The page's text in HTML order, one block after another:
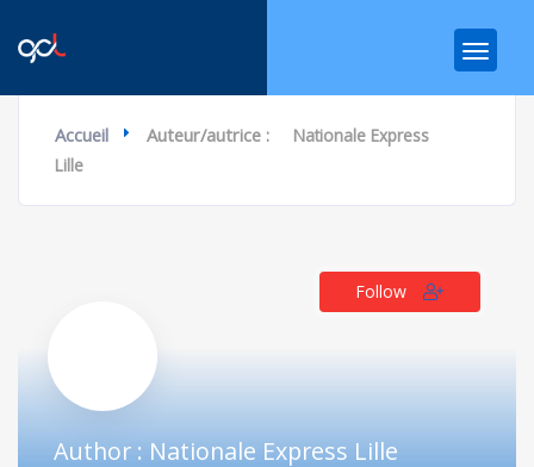
Accueil Auteur/autrice :
Nationale Express
Lille
Author : Nationale Express Lille
Follow